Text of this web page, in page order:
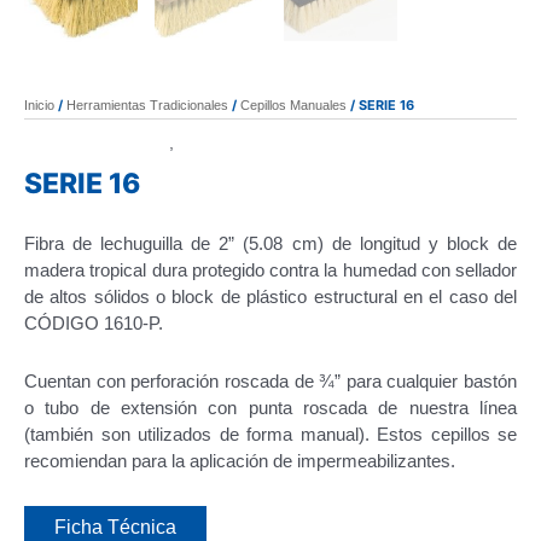
Inicio / Herramientas Tradicionales / Cepillos Manuales / SERIE 16
SERIE 16
Fibra de lechuguilla de 2” (5.08 cm) de longitud y block de
madera tropical dura protegido contra la humedad con sellador
de altos sólidos o block de plástico estructural en el caso del
CÓDIGO 1610-P.
Cuentan con perforación roscada de ¾” para cualquier bastón
o tubo de extensión con punta roscada de nuestra línea
(también son utilizados de forma manual). Estos cepillos se
recomiendan para la aplicación de impermeabilizantes.
Ficha Técnica